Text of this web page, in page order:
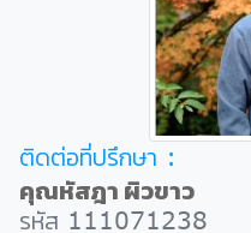
ติดต่อที่ปรึกษา :
คุณหัสฎา ผิวขาว
รหัส 111071238